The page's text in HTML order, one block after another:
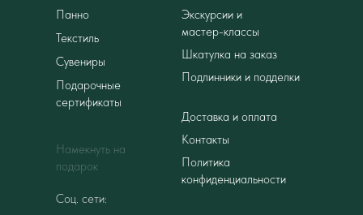
Панно
Текстиль
Сувениры
Подарочные
сертификаты
Намекнуть на
подарок
Контакты
Экскурсии и
мастер-классы
Подлинники и подделки
Доставка и оплата
Соц. сети:
Шкатулка на заказ
Политика
конфиденциальности